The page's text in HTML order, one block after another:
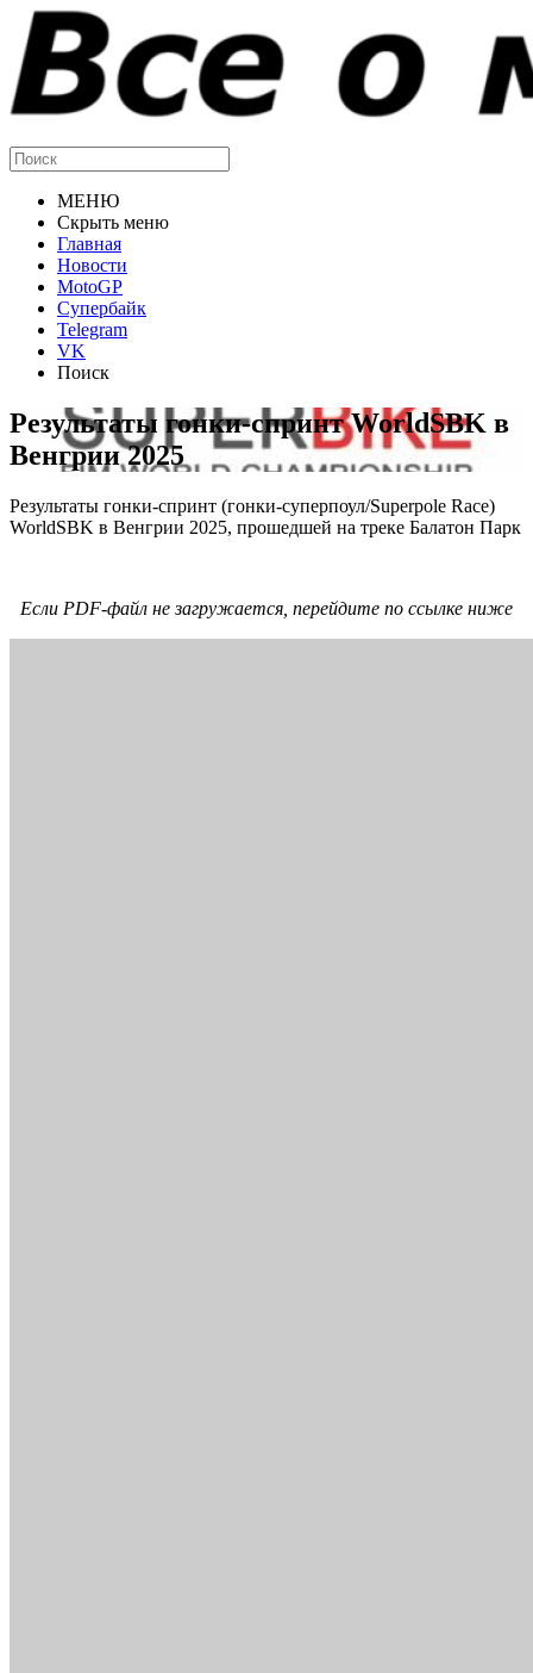
МЕНЮ
Скрыть меню
Главная
Новости
MotoGP
Супербайк
Telegram
VK
Поиск
Результаты гонки-спринт WorldSBK в
Венгрии 2025
Результаты гонки-спринт (гонки-суперпоул/Superpole Race)
WorldSBK в Венгрии 2025, прошедшей на треке Балатон Парк
Если PDF-файл не загружается, перейдите по ссылке ниже